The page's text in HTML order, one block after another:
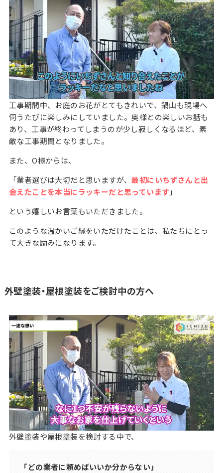
工事期間中、お庭のお花がとてもきれいで、鍋山も現場へ
伺うたびに楽しみにしていました。奥様との楽しいお話も
あり、工事が終わってしまうのが少し寂しくなるほど、素
敵な工事期間となりました。
また、O様からは、
「業者選びは大切だと思いますが、最初にいちずさんと出
会えたことを本当にラッキーだと思っています」
という嬉しいお言葉もいただきました。
このような温かいご縁をいただけたことは、私たちにとっ
て大きな励みになります。
外壁塗装・屋根塗装をご検討中の方へ
外壁塗装や屋根塗装を検討する中で、
「どの業者に頼めばいいか分からない」